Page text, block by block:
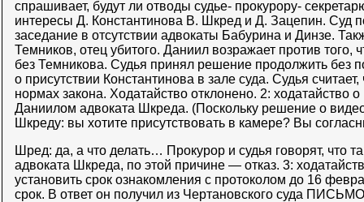
спрашивает, будут ли отводы судье- прокурору-
интересы Д. Константинова В. Шкред и Д. Зацепин. Суд
заседание в отсутствии адвокаты Бабурина и Динзе.
Темников, отец убитого. Даниил возражает против того,
без Темникова. Судья принял решение продолжить без
о присутствии Константинова в зале суда. Судья
нормах закона. Ходатайство отклонено. 2: ходатайство
Даниилом адвоката Шкреда. (Поскольку решение о
Шкреду: вы хотите присутствовать в камере? Вы
Шред: да, а что делать… Прокурор и судья говорят, что
адвоката Шкреда, по этой причине — отказ. 3:
установить срок ознакомления с протоколом до 16
срок. В ответ он получил из Чертановского суда